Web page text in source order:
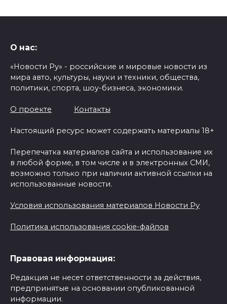
О нас:
«Новости Ру» - российские и мировые новости из
мира авто, культуры, науки и техники, общества,
политики, спорта, шоу-бизнеса, экономики.
О проекте Контакты
Настоящий ресурс может содержать материалы 18+
Перепечатка материалов сайта и использование их
в любой форме, в том числе и в электронных СМИ,
возможно только при наличии активной ссылки на
использованные новости.
Условия использования материалов Новости Ру
Политика использования cookie-файлов
Правовая информация:
Редакция не несет ответственности за действия,
предпринятые на основании опубликованной
информации.